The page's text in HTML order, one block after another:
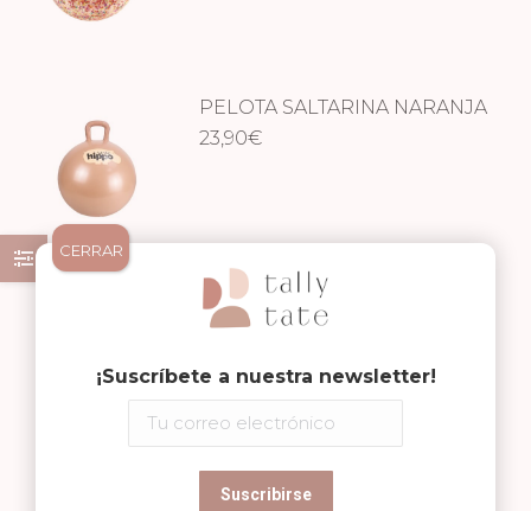
PELOTA SALTARINA NARANJA
23,90€
PELOTA SALTARINA DORADA
¡Suscríbete a nuestra newsletter!
CERRAR